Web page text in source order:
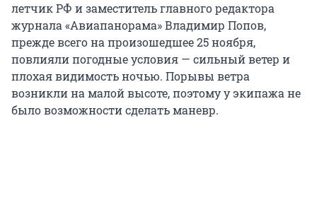
летчик РФ и заместитель главного редактора
журнала «Авиапанорама» Владимир Попов,
прежде всего на произошедшее 25 ноября,
повлияли погодные условия — сильный ветер и
плохая видимость ночью. Порывы ветра
возникли на малой высоте, поэтому у экипажа не
было возможности сделать маневр.